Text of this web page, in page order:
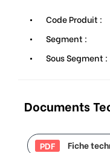
Code Produit :
Segment :
Sous Segment :
Documents
PDF Fiche